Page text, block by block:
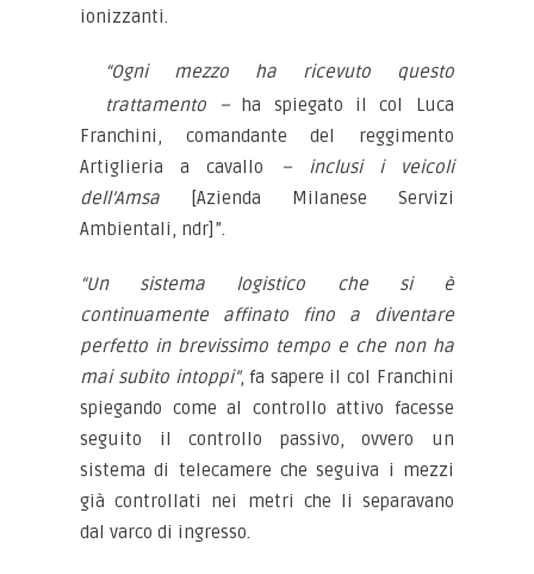
ionizzanti.
“Ogni mezzo ha ricevuto questo
trattamento –ha spiegato il col Luca
Franchini, comandante del reggimento
Artiglieria a cavallo – inclusi i veicoli
dell’Amsa [Azienda Milanese Servizi
Ambientali, ndr]”.
“Un sistema logistico che si è
continuamente affinato fino a diventare
perfetto in brevissimo tempo e che non ha
mai subito intoppi”, fa sapere il col Franchini
spiegando come al controllo attivo facesse
seguito il controllo passivo, ovvero un
sistema di telecamere che seguiva i mezzi
già controllati nei metri che li separavano
dal varco di ingresso.